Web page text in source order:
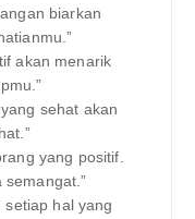
biarkan
akan menarik
sehat akan
yang positif.
semangat.”
setiap hal yang